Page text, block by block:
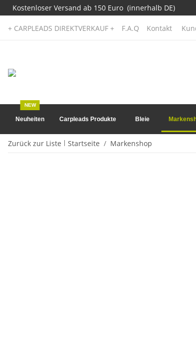
Kostenloser Versand ab 150 Euro (innerhalb DE)
+ CARPLEADS DIREKTVERKAUF + F.A.Q Kontakt
Neuheiten
NEW
Carpleads Produkte Bleie
Zurück zur Liste Startseite Markenshop